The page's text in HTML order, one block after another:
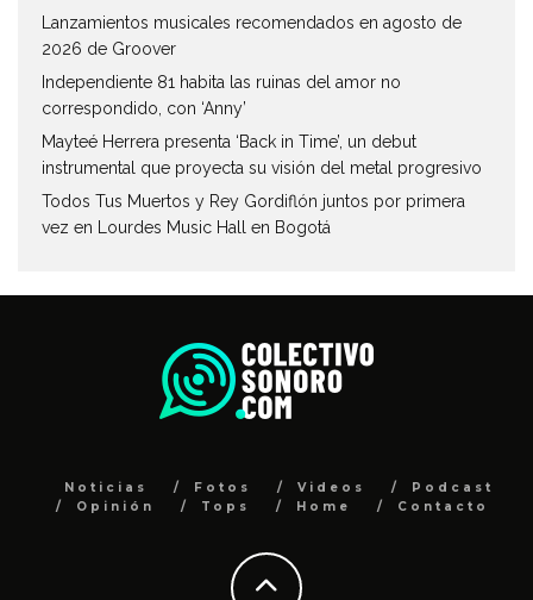
Lanzamientos musicales recomendados en agosto de
2026 de Groover
Independiente 81 habita las ruinas del amor no
correspondido, con ‘Anny’
Mayteé Herrera presenta ‘Back in Time’, un debut
instrumental que proyecta su visión del metal progresivo
Todos Tus Muertos y Rey Gordiflón juntos por primera
vez en Lourdes Music Hall en Bogotá
Noticias Fotos Videos
Podcast
Opinión
Tops Home Contacto